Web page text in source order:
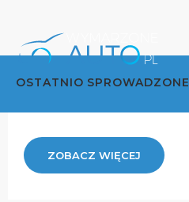
OSTATNIO SPROWADZONE
ZOBACZ WIĘCEJ